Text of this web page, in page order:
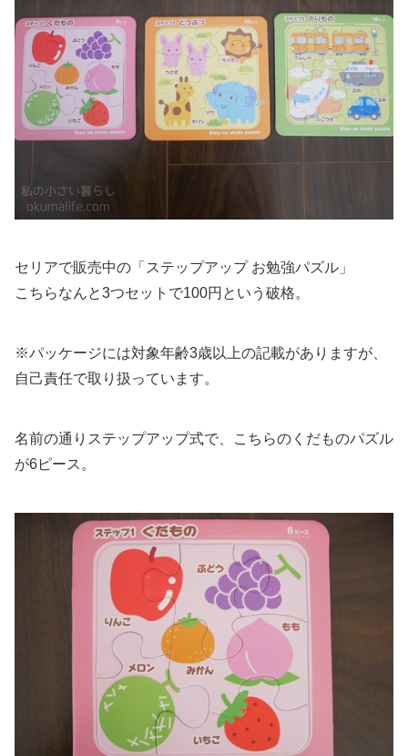
セリアで販売中の「ステップアップ お勉強パズル」
こちらなんと3つセットで100円という破格。
※パッケージには対象年齢3歳以上の記載がありますが、
自己責任で取り扱っています。
名前の通りステップアップ式で、こちらのくだものパズル
が6ピース。